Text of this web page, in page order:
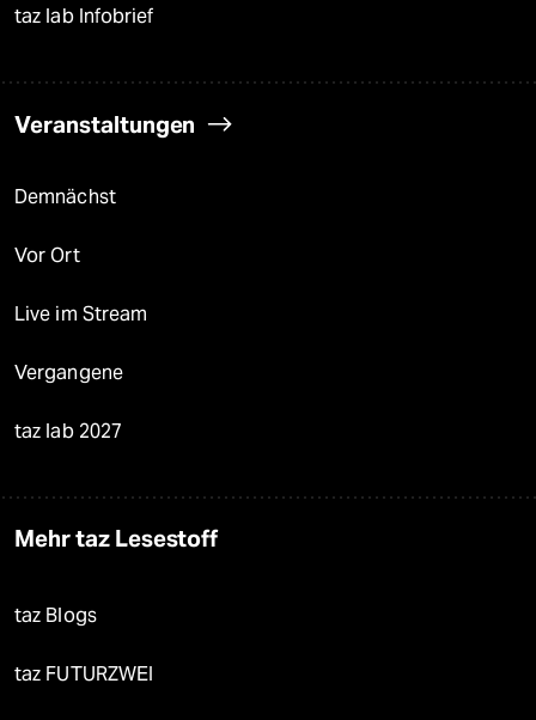
taz lab Infobrief
Veranstaltungen
Demnächst
Vor Ort
Live im Stream
Vergangene
taz lab 2027
Mehr taz Lesestoff
taz Blogs
taz FUTURZWEI